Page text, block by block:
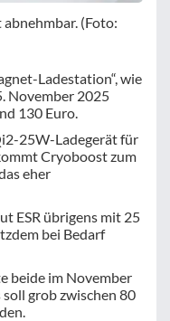
(Foto:
Ladestation“, wie
November 2025
130 Euro.
25W-Ladegerät für
Cryoboost zum
eher
ESR übrigens mit 25
bei Bedarf
beide im November
grob zwischen 80